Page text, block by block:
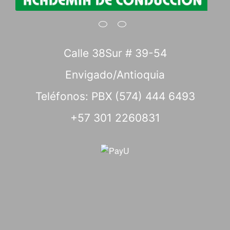
Calle 38Sur # 39-54
Envigado/Antioquia
Teléfonos: PBX (574) 444 6493
+57 301 2260831